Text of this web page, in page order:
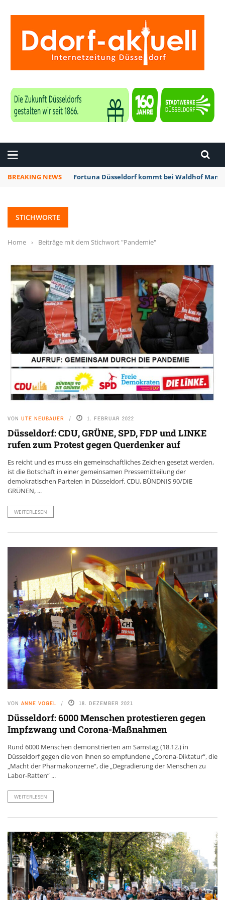
BREAKING NEWS Fortuna Düsseldorf kommt bei Waldhof
STICHWORTE
Home › Beiträge mit dem Stichwort "Pandemie"
VON UTE NEUBAUER 1. FEBRUAR 2022
Düsseldorf: CDU, GRÜNE, SPD, FDP und LINKE
rufen zum Protest gegen Querdenker auf
Es reicht und es muss ein gemeinschaftliches Zeichen gesetzt werden,
ist die Botschaft in einer gemeinsamen Pressemitteilung der
demokratischen Parteien in Düsseldorf. CDU, BÜNDNIS 90/DIE
GRÜNEN, ...
WEITERLESEN
VON ANNE VOGEL 18. DEZEMBER 2021
Düsseldorf: 6000 Menschen protestieren gegen
Impfzwang und Corona-Maßnahmen
Rund 6000 Menschen demonstrierten am Samstag (18.12.) in
Düsseldorf gegen die von ihnen so empfundene „Corona-Diktatur“, die
„Macht der Pharmakonzerne“, die „Degradierung der Menschen zu
Labor-Ratten“ ...
WEITERLESEN